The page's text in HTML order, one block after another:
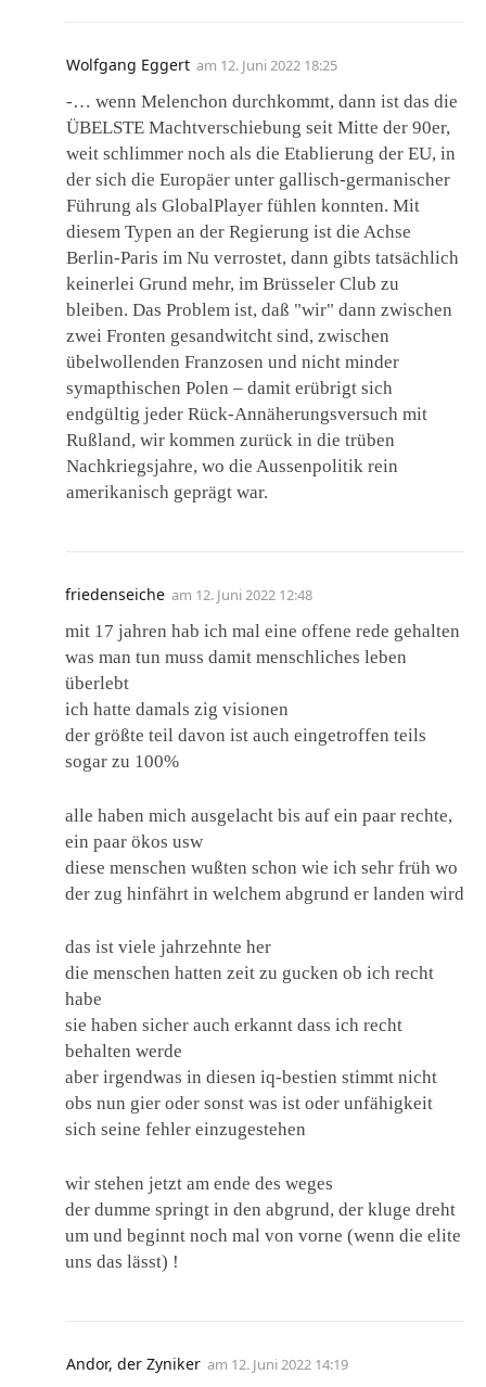
Wolfgang Eggert am 12. Juni 2022 18:25
-… wenn Melenchon durchkommt, dann ist das die
ÜBELSTE Machtverschiebung seit Mitte der 90er,
weit schlimmer noch als die Etablierung der EU, in
der sich die Europäer unter gallisch-germanischer
Führung als GlobalPlayer fühlen konnten. Mit
diesem Typen an der Regierung ist die Achse
Berlin-Paris im Nu verrostet, dann gibts tatsächlich
keinerlei Grund mehr, im Brüsseler Club zu
bleiben. Das Problem ist, daß "wir" dann zwischen
zwei Fronten gesandwitcht sind, zwischen
übelwollenden Franzosen und nicht minder
symapthischen Polen – damit erübrigt sich
endgültig jeder Rück-Annäherungsversuch mit
Rußland, wir kommen zurück in die trüben
Nachkriegsjahre, wo die Aussenpolitik rein
amerikanisch geprägt war.
friedenseiche am 12. Juni 2022 12:48
mit 17 jahren hab ich mal eine offene rede gehalten
was man tun muss damit menschliches leben
überlebt
ich hatte damals zig visionen
der größte teil davon ist auch eingetroffen teils
sogar zu 100%
alle haben mich ausgelacht bis auf ein paar rechte,
ein paar ökos usw
diese menschen wußten schon wie ich sehr früh wo
der zug hinfährt in welchem abgrund er landen wird
das ist viele jahrzehnte her
die menschen hatten zeit zu gucken ob ich recht
habe
sie haben sicher auch erkannt dass ich recht
behalten werde
aber irgendwas in diesen iq-bestien stimmt nicht
obs nun gier oder sonst was ist oder unfähigkeit
sich seine fehler einzugestehen
wir stehen jetzt am ende des weges
der dumme springt in den abgrund, der kluge dreht
um und beginnt noch mal von vorne (wenn die elite
uns das lässt) !
Andor, der Zyniker am 12. Juni 2022 14:19